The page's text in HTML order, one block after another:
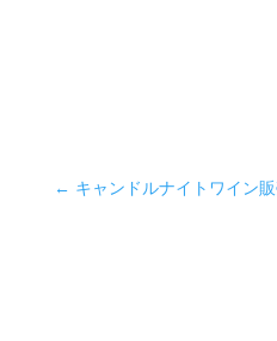
← キャンドルナイトワイン